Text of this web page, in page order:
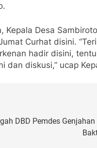
Kepala Desa
Curhat disini.
hadir disini,
dan diskusi,” ucap
DBD Pemdes